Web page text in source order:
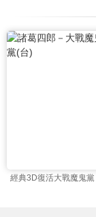
經典3D復活大戰魔鬼黨